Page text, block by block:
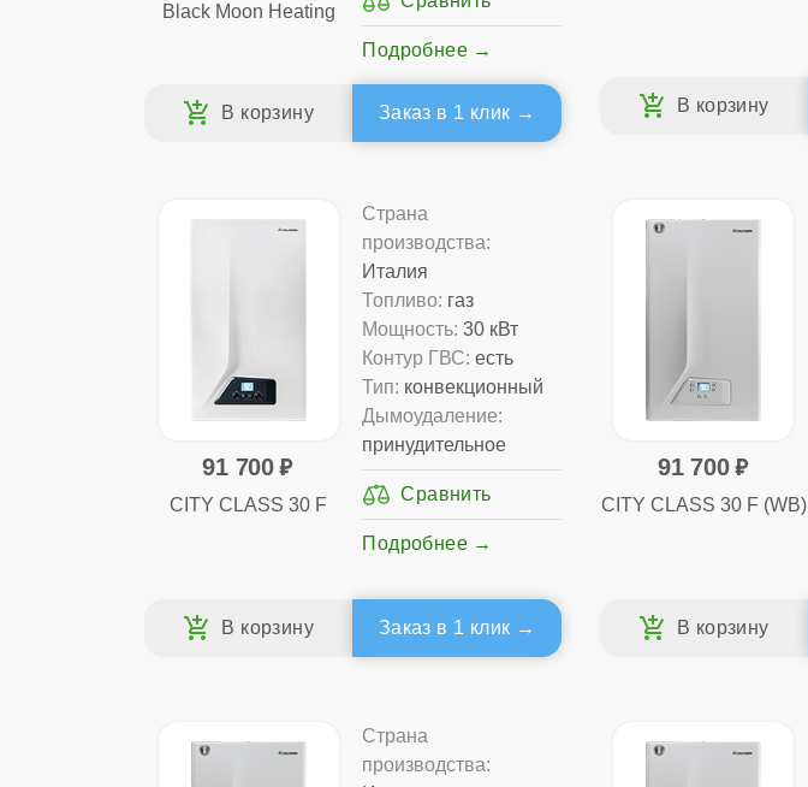
Black Moon Heating
Подробнее
Заказ в 1 клик
91 700
CITY CLASS 30 F
Страна
производства:
Италия
Топливо: газ
Мощность: 30 кВт
Контур ГВС: есть
Тип: конвекционный
Дымоудаление:
принудительное
Подробнее
Заказ в 1 клик
91 700
CITY CLASS 30 F (WB)
Страна
производства: